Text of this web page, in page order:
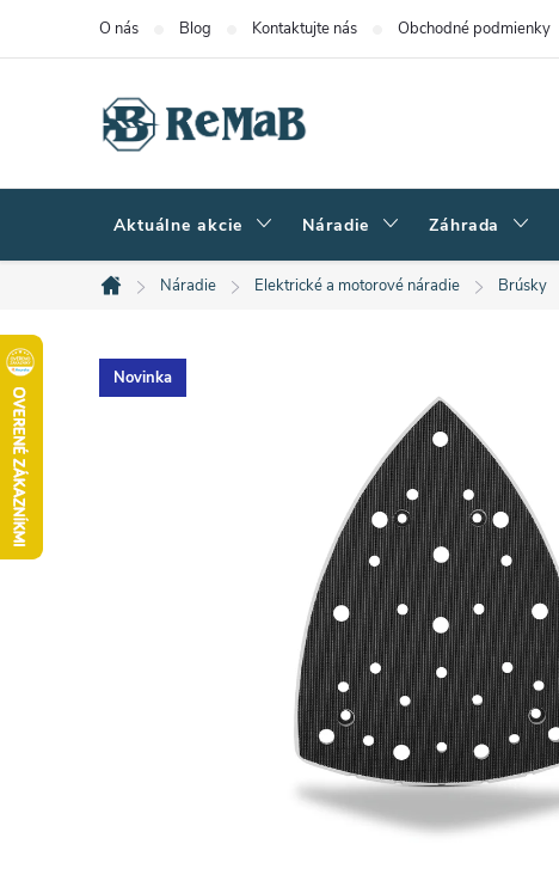
O nás Blog Kontaktujte nás Obchodné podmienky
Aktuálne akcie Náradie Záhrada
Domov
Náradie Elektrické a motorové náradie Brúsky
Novinka